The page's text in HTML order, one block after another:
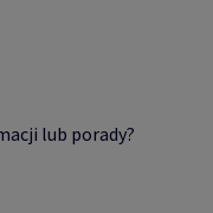
lub porady?